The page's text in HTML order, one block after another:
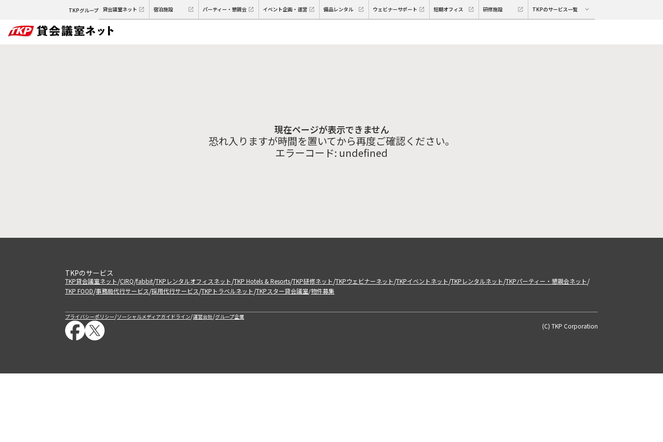
TKPグループ 貸会議室ネット 宿泊施設 パーティー・懇親会 イベント企画・運営 備品レンタル ウェビナーサポート 短期オフィス 研修施設 TKPのサービス一覧
現在ページが表示できません
恐れ入りますが時間を置いてから再度ご確認ください。
エラーコード: undefined
TKPのサービス
TKP貸会議室ネット/CIRQ/fabbit/TKPレンタルオフィスネット/TKP Hotels & Resorts/TKP研修ネット/TKPウェビナーネット/TKPイベントネット/TKPレンタルネット/TKPパーティー・懇親会ネット/
TKP FOOD/事務局代行サービス/採用代行サービス/TKPトラベルネット/TKPスター貸会議室/物件募集
プライバシーポリシー/ソーシャルメディアガイドライン/運営会社/グループ企業
(C) TKP Corporation